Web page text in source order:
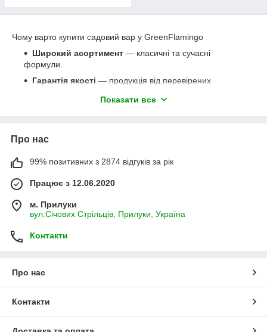
Чому варто купити садовий вар у GreenFlamingo
Широкий асортимент — класичні та сучасні
формули.
Гарантія якості — продукція від перевірених
Швидка доставка по Україні
підібрати оптимальний вар для ваших рослин.
Вигідні ціни та акції
вартістю.
кожного садівника, який дбає про здоров’я дерев і кущів.
Купуючи його на
Показати все
Про нас
99% позитивних з 2874 відгуків за рік
Працює з 12.06.2020
м. Прилуки
вул.Січових Стрільців, Прилуки, Україна
Контакти
Про нас
Контакти